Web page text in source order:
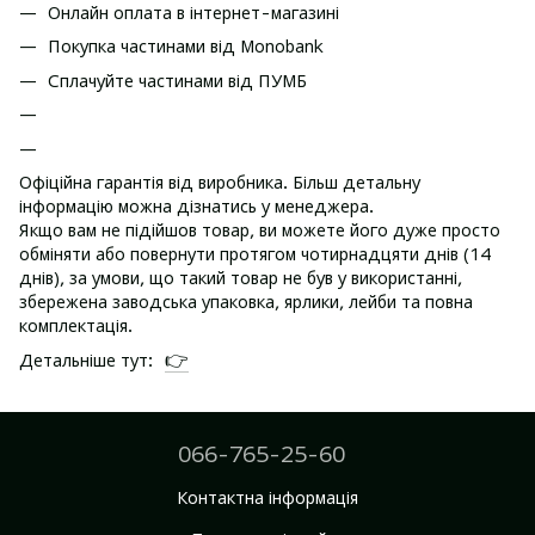
Онлайн оплата в інтернет-магазині
Покупка частинами від Monobank
Сплачуйте частинами від ПУМБ
Офіційна гарантія від виробника. Більш детальну
інформацію можна дізнатись у менеджера.
Якщо вам не підійшов товар, ви можете його дуже просто
обміняти або повернути протягом чотирнадцяти днів (14
днів), за умови, що такий товар не був у використанні,
збережена заводська упаковка, ярлики, лейби та повна
комплектація.
Детальніше тут:
👉
066-765-25-60
Контактна інформація